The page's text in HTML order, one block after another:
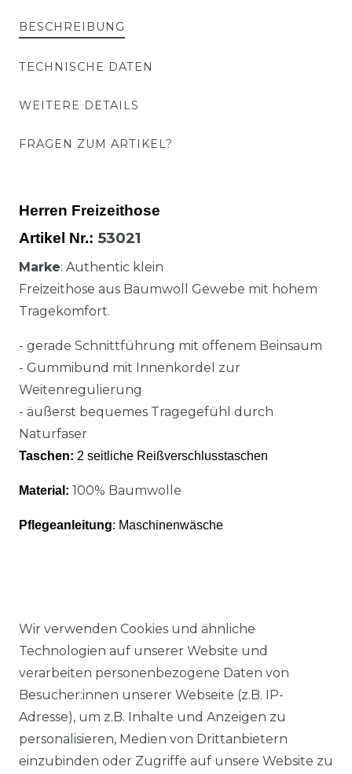
BESCHREIBUNG
TECHNISCHE DATEN
WEITERE DETAILS
FRAGEN ZUM ARTIKEL?
Herren Freizeithose
Artikel Nr.: 53021
Marke: Authentic klein
Freizeithose aus Baumwoll Gewebe mit hohem
Tragekomfort.
- gerade Schnittführung mit offenem Beinsaum
- Gummibund mit Innenkordel zur
Weitenregulierung
- äußerst bequemes Tragegefühl durch
Naturfaser
Taschen: 2 seitliche Reißverschlusstaschen
Material: 100% Baumwolle
Pflegeanleitung: Maschinenwäsche
Ähnlicher Artikel
Authentic klein - Elastische
Damen Sport und Freizeit
Hose aus Baumwollmix
(03024)
Wir verwenden Cookies und ähnliche
Technologien auf unserer Website und
verarbeiten personenbezogene Daten von
Besucher:innen unserer Webseite (z.B. IP-
Adresse), um z.B. Inhalte und Anzeigen zu
personalisieren, Medien von Drittanbietern
einzubinden oder Zugriffe auf unsere Website zu